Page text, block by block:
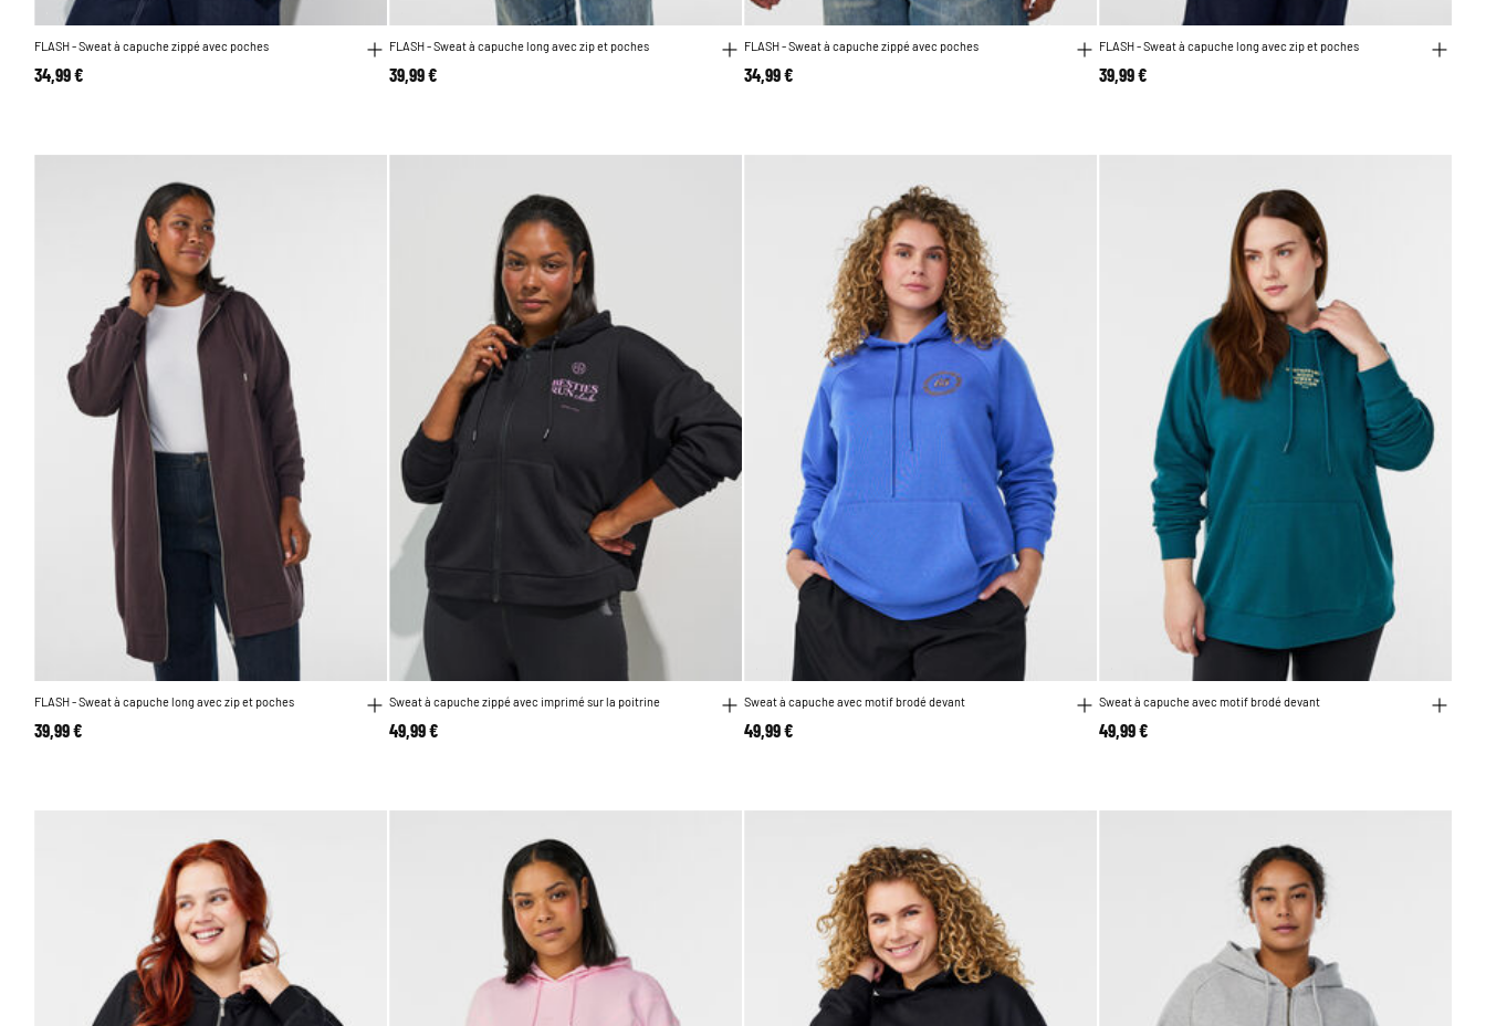
FLASH - Sweat à capuche zippé avec poches
34,99 €
FLASH - Sweat à capuche long avec zip et poches
39,99 €
FLASH - Sweat à capuche zippé avec poches
34,99 €
FLASH - Sweat à capuche long avec zip et poches
39,99 €
FLASH - Sweat à capuche long avec zip et poches
39,99 €
Sweat à capuche zippé avec imprimé sur la poitrine
49,99 €
Sweat à capuche avec motif brodé devant
49,99 €
Sweat à capuche avec motif brodé devant
49,99 €